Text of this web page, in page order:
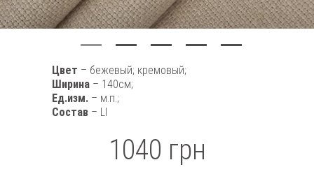
Цвет – бежевый; кремовый;
Ширина – 140см;
Ед.изм. – м.п.;
Состав – LI
1040 грн